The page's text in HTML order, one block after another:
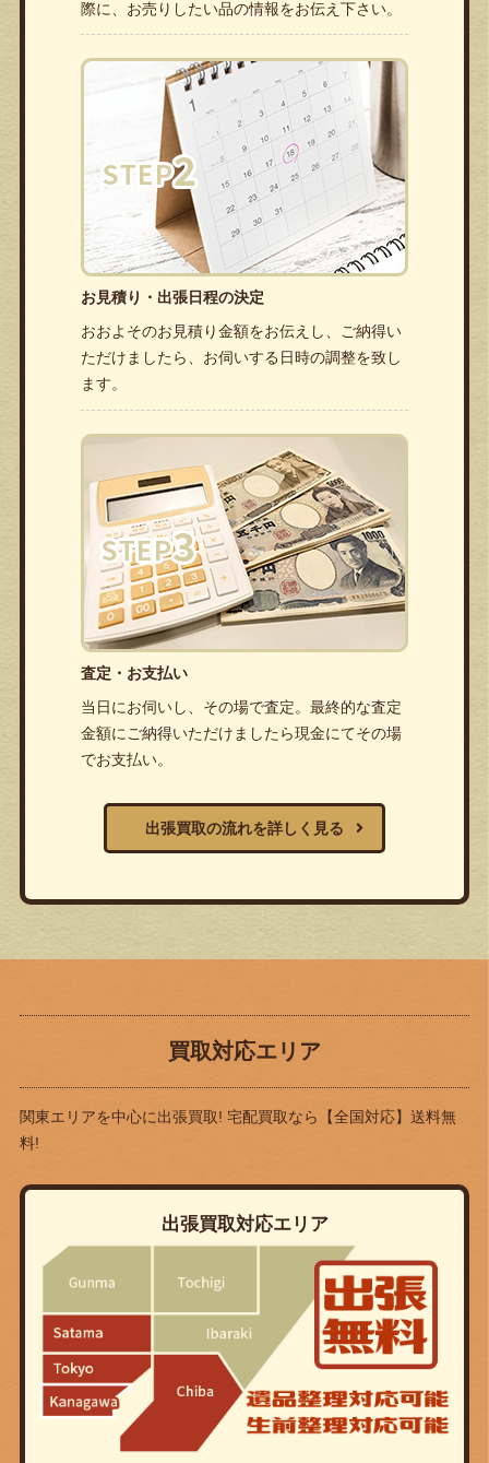
際に、お売りしたい品の情報をお伝え下さい。
お見積り・出張日程の決定
おおよそのお見積り金額をお伝えし、ご納得い
ただけましたら、お伺いする日時の調整を致し
ます。
査定・お支払い
当日にお伺いし、その場で査定。最終的な査定
金額にご納得いただけましたら現金にてその場
でお支払い。
出張買取の流れを詳しく見る
買取対応エリア
関東エリアを中心に出張買取! 宅配買取なら
【全国対応】送料無
料!
出張買取対応エリア